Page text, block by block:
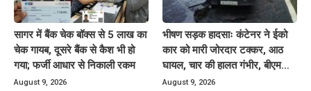
सागर में बैंक चेक बॉक्स से 5 लाख का
चेक गायब, दूसरे बैंक से कैश भी हो
गया; फर्जी आधार से निकाली रकम
August 9, 2026
भीषण सड़क हादसाः कंटेनर ने ईको
कार को मारी जोरदार टक्कर, आठ
घायल, चार की हालत गंभीर, बीएमसी
रेफर
August 9, 2026